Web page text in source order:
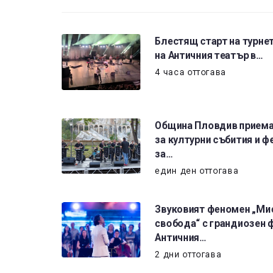
Блестящ старт на
на Античния театър в…
4 часа оттогава
Община Пловдив
за културни събития и
за…
един ден оттогава
Звуковият феномен
свобода“ с грандиозен
Античния…
2 дни оттогава